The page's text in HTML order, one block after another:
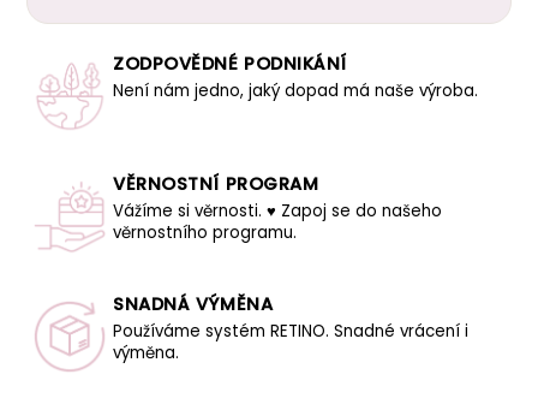
ZODPOVĚDNÉ PODNIKÁNÍ
Není nám jedno, jaký dopad má naše výroba.
VĚRNOSTNÍ PROGRAM
Vážíme si věrnosti. ♥ Zapoj se do našeho
věrnostního programu.
SNADNÁ VÝMĚNA
Používáme systém RETINO. Snadné vrácení i
výměna.